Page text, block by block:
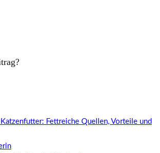
Fettreiche Quellen, Vorteile und